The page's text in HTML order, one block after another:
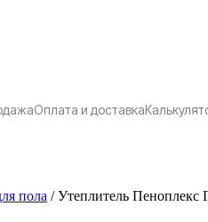
Оплата и доставка
пола / Утеплитель